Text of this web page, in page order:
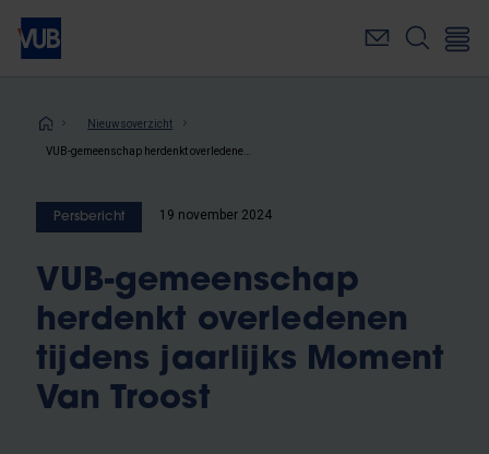
Overslaan
naar
inhoudKruimelpad
Nieuwsoverzicht
Persbericht 19 november 2024
VUB-gemeenschap
herdenkt overledenen
tijdens jaarlijks Moment
Van Troost